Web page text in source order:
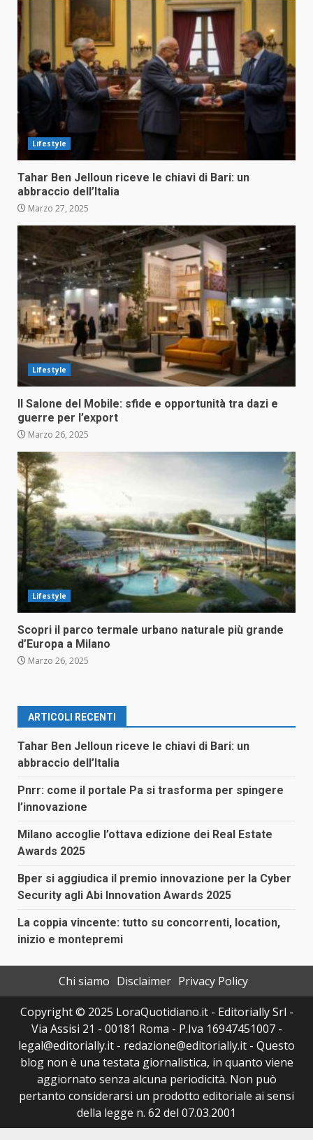
Lifestyle
Tahar Ben Jelloun riceve le chiavi di Bari: un
abbraccio dell’Italia
Marzo 27, 2025
Lifestyle
Il Salone del Mobile: sfide e opportunità tra dazi e
guerre per l’export
Marzo 26, 2025
Lifestyle
Scopri il parco termale urbano naturale più grande
d’Europa a Milano
Marzo 26, 2025
ARTICOLI RECENTI
Tahar Ben Jelloun riceve le chiavi di Bari: un
abbraccio dell’Italia
Pnrr: come il portale Pa si trasforma per spingere
l’innovazione
Milano accoglie l’ottava edizione dei Real Estate
Awards 2025
Bper si aggiudica il premio innovazione per la Cyber
Security agli Abi Innovation Awards 2025
La coppia vincente: tutto su concorrenti, location,
inizio e montepremi
Chi siamo Disclaimer Privacy Policy
Copyright © 2025 LoraQuotidiano.it - Editorially Srl -
Via Assisi 21 - 00181 Roma - P.Iva 16947451007 -
legal@editorially.it - redazione@editorially.it - Questo
blog non è una testata giornalistica, in quanto viene
aggiornato senza alcuna periodicità. Non può
pertanto considerarsi un prodotto editoriale ai sensi
della legge n. 62 del 07.03.2001